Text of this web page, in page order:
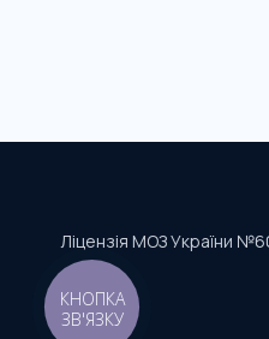
Ліцензія МОЗ України
КНОПКА
ЗВ'ЯЗКУ